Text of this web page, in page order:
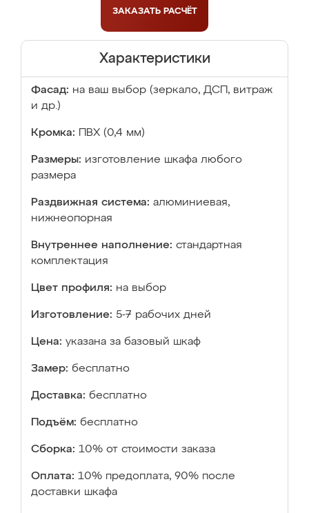
ЗАКАЗАТЬ РАСЧЁТ
Характеристики
Фасад: на ваш выбор (зеркало, ДСП, витраж
и др.)
Кромка: ПВХ (0,4 мм)
Размеры: изготовление шкафа любого
размера
Раздвижная система: алюминиевая,
нижнеопорная
Внутреннее наполнение: стандартная
комплектация
Цвет профиля: на выбор
Изготовление: 5-7 рабочих дней
Цена: указана за базовый шкаф
Замер: бесплатно
Доставка: бесплатно
Подъём: бесплатно
Сборка: 10% от стоимости заказа
Оплата: 10% предоплата, 90% после
доставки шкафа